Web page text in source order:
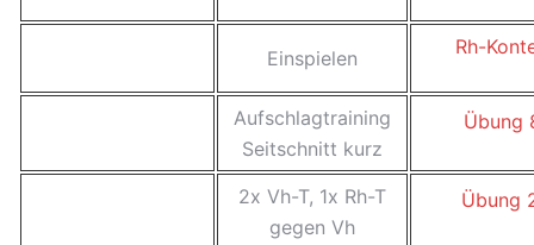
Einspielen Rh-
Aufschlagtraining
Seitschnitt kurz
Übung
2x Vh-T, 1x Rh-T
gegen Vh
Übung